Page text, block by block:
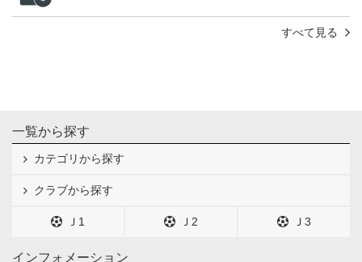
すべて見る
一覧から探す
カテゴリから探す
クラブから探す
Ｊ1 Ｊ2 Ｊ3
インフォメーション